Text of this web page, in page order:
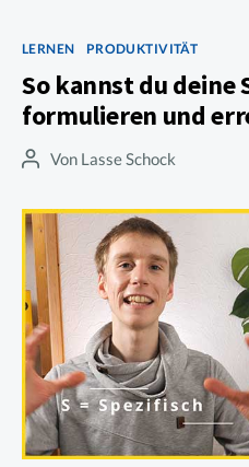
Kategorien
LERNEN PRODUKTIVITÄT
So kannst du deine
formulieren und
Beitragsautor
Von Lasse Schock